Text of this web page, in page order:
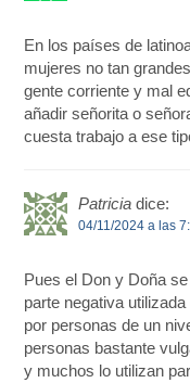
En los países de
mujeres no tan
gente corriente y mal
añadir señorita o
cuesta trabajo a ese
Patricia dice:
04/11/2024 a las
Pues el Don y Doña
parte negativa
por personas de un
personas bastante
y muchos lo utilizan